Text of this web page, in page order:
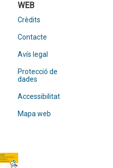
WEB
Crèdits
Contacte
Avís legal
Protecció de
dades
Accessibilitat
Mapa web